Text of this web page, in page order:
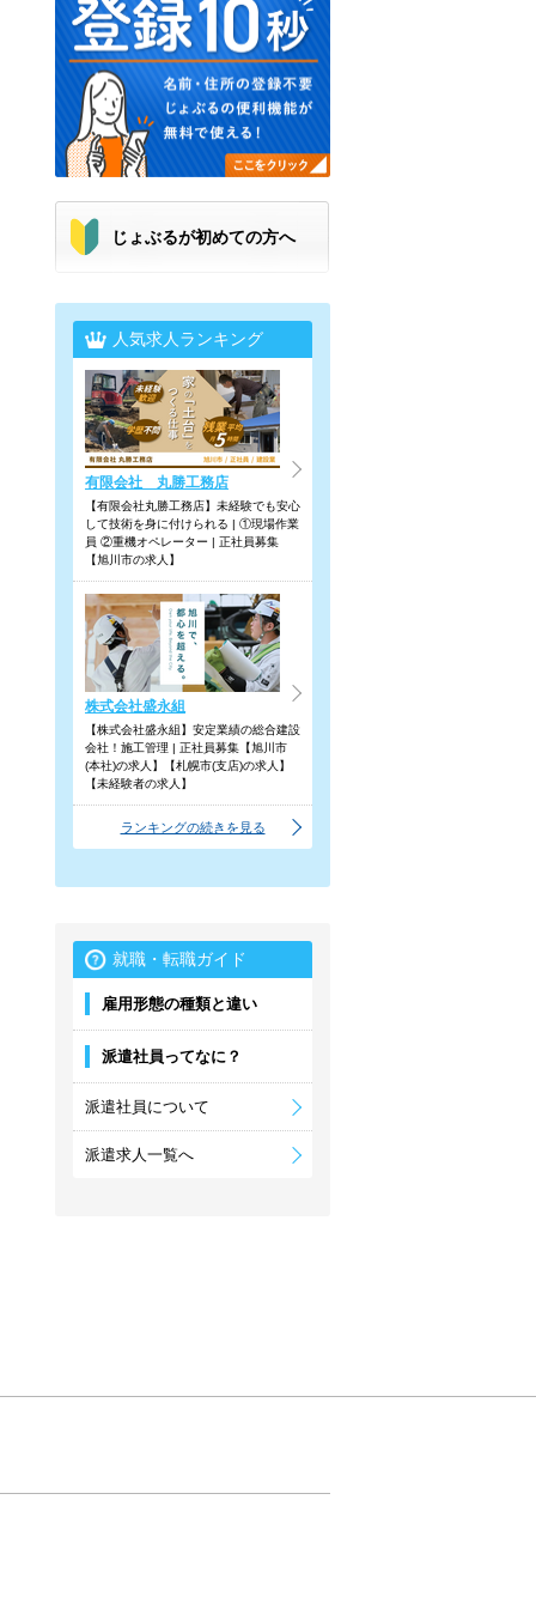
じょぶるが初めての方へ
人気求人ランキング
有限会社 丸勝工務店
【有限会社丸勝工務店】未経験でも安心
して技術を身に付けられる | ①現場作業
員 ②重機オペレーター | 正社員募集
【旭川市の求人】
株式会社盛永組
【株式会社盛永組】安定業績の総合建設
会社！施工管理 | 正社員募集【旭川市
(本社)の求人】【札幌市(支店)の求人】
【未経験者の求人】
ランキングの続きを見る
就職・転職ガイド
雇用形態の種類と違い
派遣社員ってなに？
派遣社員について
派遣求人一覧へ